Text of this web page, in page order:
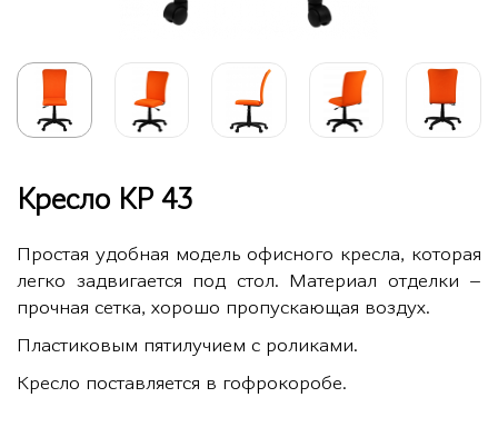
Кресло КР 43
Простая удобная модель офисного кресла, которая
легко задвигается под стол. Материал отделки –
прочная сетка, хорошо пропускающая воздух.
Пластиковым пятилучием с роликами.
Кресло поставляется в гофрокоробе.